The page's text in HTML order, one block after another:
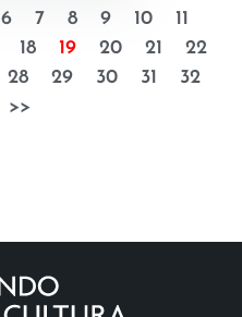
6 7 8 9 10
11
18 19 20 21
22
28 29 30 31
32
>>